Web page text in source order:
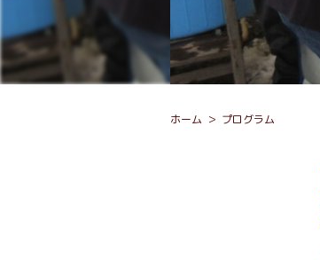
ホーム プログラム